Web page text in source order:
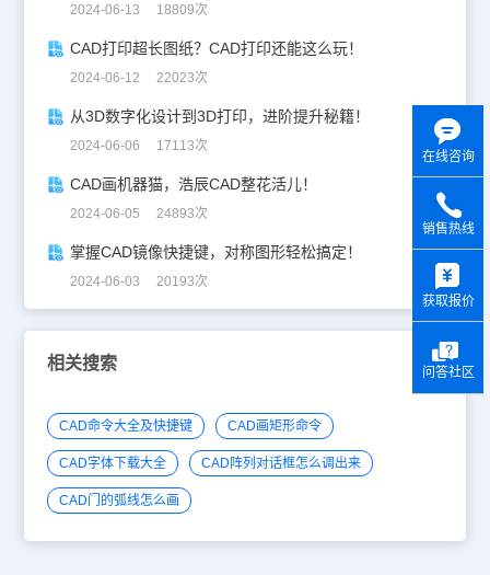
2024-06-13 18809次
CAD打印超长图纸？CAD打印还能这么玩！
2024-06-12 22023次
从3D数字化设计到3D打印，进阶提升秘籍！
2024-06-06 17113次
CAD画机器猫，浩辰CAD整花活儿！
2024-06-05 24893次
掌握CAD镜像快捷键，对称图形轻松搞定！
2024-06-03 20193次
相关搜索
CAD命令大全及快捷键 CAD画矩形命令
CAD字体下载大全 CAD阵列对话框怎么调出来
CAD门的弧线怎么画
在线咨询
销售热线
获取报价
问答社区